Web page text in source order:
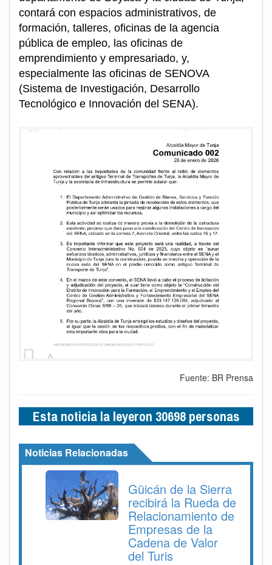
contará con espacios administrativos, de
formación, talleres, oficinas de la agencia
pública de empleo, las oficinas de
emprendimiento y empresariado, y,
especialmente las oficinas de SENOVA
(Sistema de Investigación, Desarrollo
Tecnológico e Innovación del SENA).
Fuente: BR Prensa
Esta noticia la leyeron 30698 personas
Noticias Relacionadas
Güicán de la Sierra
recibirá la Rueda de
Relacionamiento de
Empresas de la
Cadena de Valor
del Turis